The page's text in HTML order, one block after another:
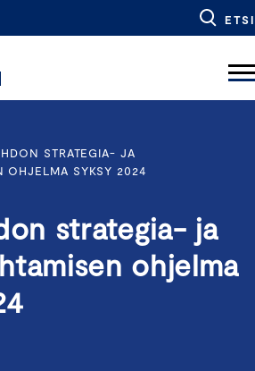
ETSI
STRATEGIA- JA
OHJELMA SYKSY 2024
strategia- ja
ohjelma